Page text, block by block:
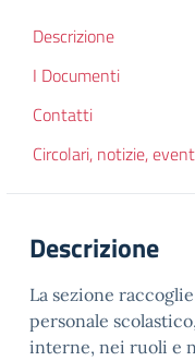
Descrizione
I Documenti
Contatti
Circolari, notizie,
Descrizione
La sezione
personale
interne, nei ruoli e